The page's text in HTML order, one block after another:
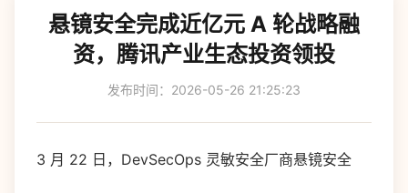
悬镜安全完成近亿元 A 轮战略融
资，腾讯产业生态投资领投
发布时间：2026-05-26 21:25:23
3 月 22 日，DevSecOps 灵敏安全厂商悬镜安全